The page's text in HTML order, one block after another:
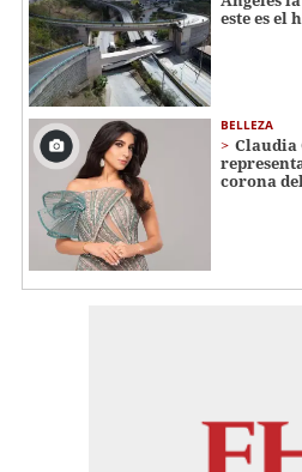
este es el
BELLEZA
Claudia
corona